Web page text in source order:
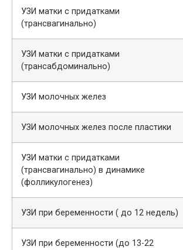
УЗИ матки с придатками
(трансвагинально)
УЗИ матки с придатками
(трансабдоминально)
УЗИ молочных желез
УЗИ молочных желез после пластики
УЗИ матки с придатками
(трансвагинально) в динамике
(фолликулогенез)
УЗИ при беременности ( до 12 недель)
УЗИ при беременности (до 13-22